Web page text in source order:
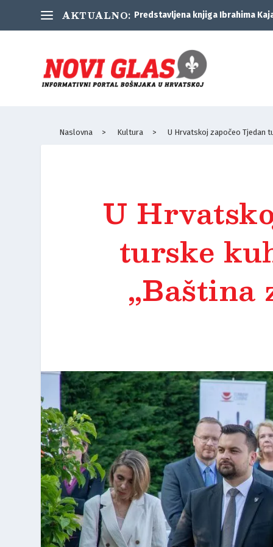
AKTUALNO: Predstavljena knjiga Ibrahima
Naslovna > Kultura > U Hrvatskoj započeo Tjedan
U
turske
„Baština